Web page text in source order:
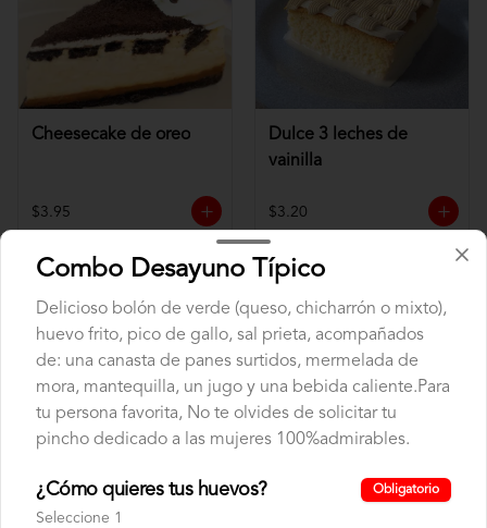
Cheesecake de oreo
$3.95
Dulce 3 leches de
vainilla
$3.20
Combo Desayuno Típico
Delicioso bolón de verde (queso, chicharrón o mixto),
huevo frito, pico de gallo, sal prieta, acompañados
de: una canasta de panes surtidos, mermelada de
mora, mantequilla, un jugo y una bebida caliente.Para
tu persona favorita, No te olvides de solicitar tu
pincho dedicado a las mujeres 100%admirables.
¿Cómo quieres tus huevos? Obligatorio
Seleccione 1